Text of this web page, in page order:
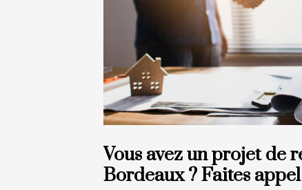
Vous avez un projet de
Bordeaux ? Faites